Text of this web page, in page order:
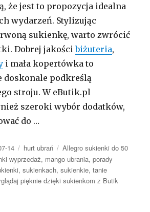
że jest to propozycja idealna
wydarzeń. Stylizując
sukienkę, warto zwrócić
Dobrej jakościbiżuteria,
i mała kopertówka to
doskonale podkreślą
stroju. W eButik.pl
szeroki wybór dodatków,
do …
14 Kategorie
hurt ubrań Tagi
Allegro sukienki do 50
wyprzedaż, mango ubrania,porady
,sukienkach,sukienkie,tanie
pięknie dzięki sukienkom z Butik